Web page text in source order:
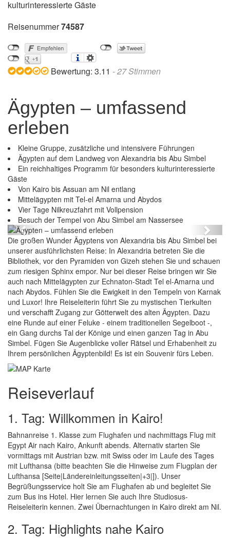
kulturinteressierte Gäste
Reisenummer74587
Bewertung: 3.11 -27Stimmen
Ägypten – umfassend
erleben
Kleine Gruppe, zusätzliche und intensivere Führungen
Ägypten auf dem Landweg von Alexandria bis Abu Simbel
Ein reichhaltiges Programm für besonders kulturinteressierte
Gäste
Von Kairo bis Assuan am Nil entlang
Mittelägypten mit Tel-el Amarna und Abydos
Vier Tage Nilkreuzfahrt mit Vollpension
Besuch der Tempel von Abu Simbel am Nassersee
Ägypten – umfassend erleben
Previous Next
Die großen Wunder Ägyptens von Alexandria bis Abu Simbel bei
unserer ausführlichsten Reise: In Alexandria betreten Sie die
Bibliothek, vor den Pyramiden von Gizeh stehen Sie und schauen
zum riesigen Sphinx empor. Nur bei dieser Reise bringen wir Sie
auch nach Mittelägypten zur Echnaton-Stadt Tel el-Amarna und
nach Abydos. Fühlen Sie die Ewigkeit in den Tempeln von Karnak
und Luxor! Ihre Reiseleiterin führt Sie zu mystischen Tierkulten
und verschafft Zugang zur Götterwelt des alten Ägypten. Dazu
eine Runde auf einer Feluke - einem traditionellen Segelboot -,
ein Gang durchs Tal der Könige und einen ganzen Tag in Abu
Simbel. Fügen Sie Augenblicke voller Rätsel und Erhabenheit zu
Ihrem persönlichen Ägyptenbild! Es ist ein Souvenir fürs Leben.
Reiseverlauf
1. Tag: Willkommen in Kairo!
Bahnanreise 1. Klasse zum Flughafen und nachmittags Flug mit
Egypt Air nach Kairo, Ankunft abends. Alternativ starten Sie
vormittags mit Austrian bzw. mit Swiss oder im Laufe des Tages
mit Lufthansa (bitte beachten Sie die Hinweise zum Flugplan der
Lufthansa [Seite|Ländereinleitungsseiten|+3|]). Unser
Begrüßungsservice holt Sie am Flughafen ab und begleitet Sie
zum Bus ins Hotel. Hier lernen Sie auch Ihre Studiosus-
Reiseleiterin kennen. Zwei Übernachtungen in Kairo direkt am Nil.
2. Tag: Highlights nahe Kairo